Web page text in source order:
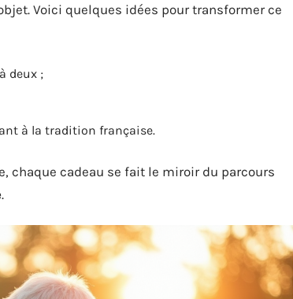
Voici quelques idées pour transformer ce
deux ;
à la tradition française.
chaque cadeau se fait le miroir du parcours
.